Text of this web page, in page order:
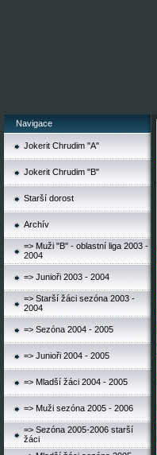
Navigace
Jokerit Chrudim "A"
Jokerit Chrudim "B"
Starší dorost
Archív
=> Muži "B" - oblastní liga 2003 -
2004
=> Junioři 2003 - 2004
=> Starší žáci sezóna 2003 -
2004
=> Sezóna 2004 - 2005
=> Junioři 2004 - 2005
=> Mladší žáci 2004 - 2005
=> Muži sezóna 2005 - 2006
=> Sezóna 2005-2006 starší
žáci